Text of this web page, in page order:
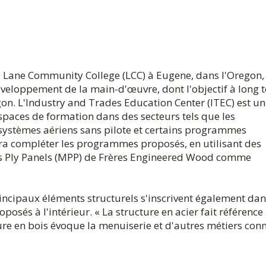
Community College (LCC) à Eugene, dans l'Oregon,
de la main-d'œuvre, dont l'objectif à long
L'Industry and Trades Education Center (ITEC) est un
de formation dans des secteurs tels que les
aériens sans pilote et certains programmes
compléter les programmes proposés, en utilisant des
Panels (MPP) de Frères Engineered Wood comme
éléments structurels s'inscrivent également
à l'intérieur. « La structure en acier fait référence
en bois évoque la menuiserie et d'autres métiers